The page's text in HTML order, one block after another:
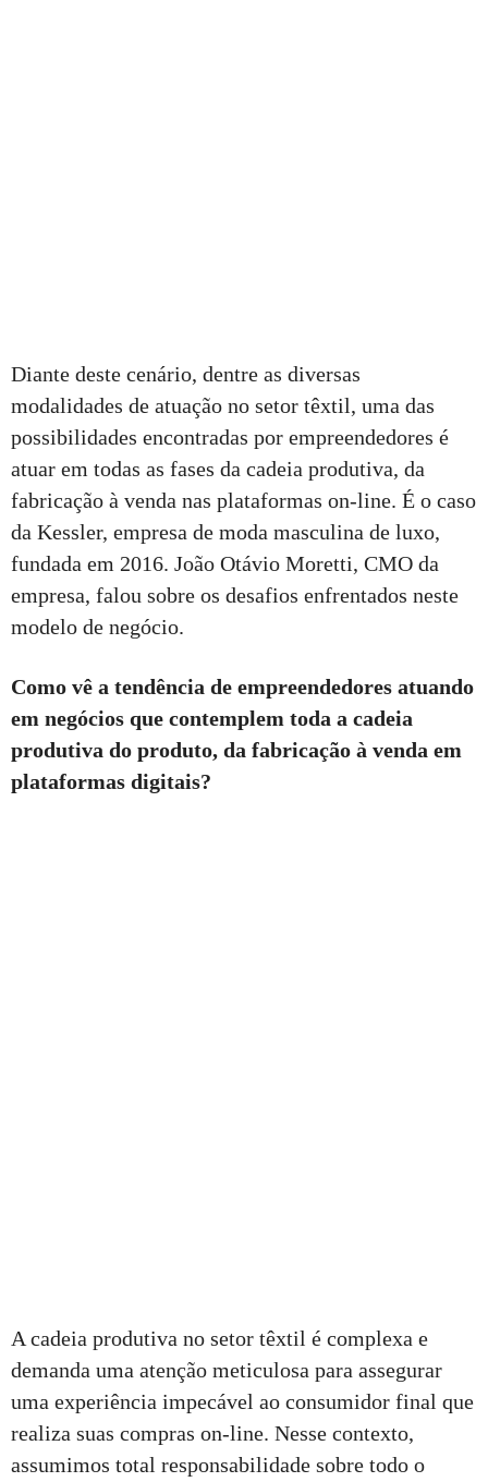
Diante deste cenário, dentre as diversas
modalidades de atuação no setor têxtil, uma das
possibilidades encontradas por empreendedores é
atuar em todas as fases da cadeia produtiva, da
fabricação à venda nas plataformas on-line. É o caso
da Kessler, empresa de moda masculina de luxo,
fundada em 2016. João Otávio Moretti, CMO da
empresa, falou sobre os desafios enfrentados neste
modelo de negócio.
Como vê a tendência de empreendedores atuando
em negócios que contemplem toda a cadeia
produtiva do produto, da fabricação à venda em
plataformas digitais?
A cadeia produtiva no setor têxtil é complexa e
demanda uma atenção meticulosa para assegurar
uma experiência impecável ao consumidor final que
realiza suas compras on-line. Nesse contexto,
assumimos total responsabilidade sobre todo o